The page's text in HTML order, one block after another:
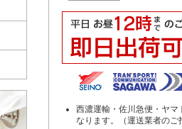
西濃運輸・佐川急便・ヤ
なります。（運送業者のご